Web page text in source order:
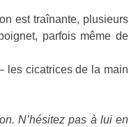
est traînante, plusieurs
parfois même de
les cicatrices de la main
N’hésitez pas à lui en